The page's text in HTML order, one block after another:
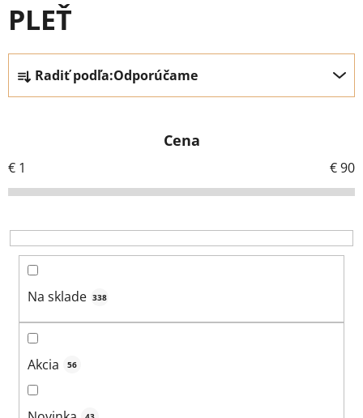
PLEŤ
R
a
d
i
e
r
o
Radiť podľa:Odporúčame
Cena
€ 1 €90
Na sklade 338
Akcia 56